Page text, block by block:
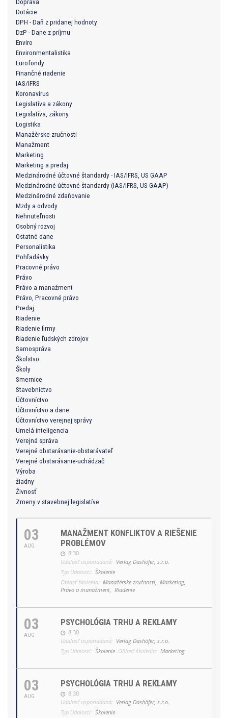
Dotácie
DPH - Daň z pridanej hodnoty
DzP - Dane z príjmu
Enviro
Environmentalistika
Eurofondy
Finančné riadenie
IAS/IFRS
Koronavírus
Legislatíva a zákony
Legislatíva, zákony
Logistika
Manažérske zručnosti
Manažment
Marketing
Marketing a predaj
Medzinárodné účtovné štandardy - IAS/IFRS, US GAAP
Medzinárodné účtovné štandardy (IAS/IFRS, US GAAP)
Medzinárodné zdaňovanie
Mzdy a odvody
Nehnuteľnosti
Osobný rozvoj
Ostatné dane
Personalistika
Pohľadávky
Pracovné právo
Právo
Právo a manažment
Právo, Pracovné právo
Predaj
Riadenie
Riadenie firmy
Riadenie ľudských zdrojov
Samospráva
Školstvo
Školy
Smernice
Stavebníctvo
Účtovníctvo
Účtovníctvo a dane
Účtovníctvo verejnej správy
Umelá inteligencia
Verejná správa
Verejné obstarávanie-obstarávateľ
Verejné obstarávanie-uchádzač
Výroba
žiadny
Živnosť
Zmeny v stavebnej legislatíve
03
AUG
MANAŽMENT KONFLIKTOV A RIEŠENIE
PROBLÉMOV
8:30
Udalosť usporiadaná: Verlag Dashöfer, s.r.o.
Typ Udalosti: Školenie
Oblasť školenia: Manažérske zručnosti, Marketing,
Právo a manažment, Riadenie
03
AUG
PSYCHOLÓGIA TRHU A REKLAMY
8:30
Udalosť usporiadaná: Verlag Dashöfer, s.r.o.
Typ Udalosti: Školenie Oblasť školenia: Marketing
03
AUG
PSYCHOLÓGIA TRHU A REKLAMY
8:30
Udalosť usporiadaná: Verlag Dashöfer, s.r.o.
Typ Udalosti: Školenie